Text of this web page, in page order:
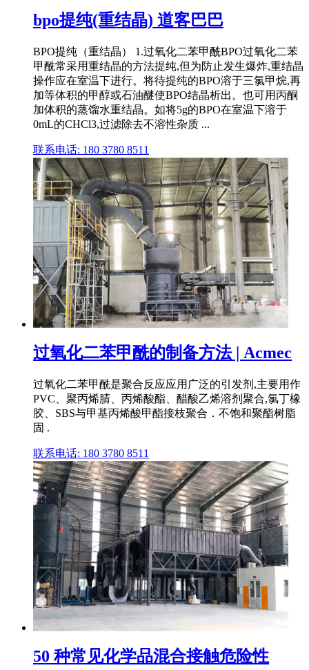
bpo提纯(重结晶) 道客巴巴
BPO提纯（重结晶） 1.过氧化二苯甲酰BPO过氧化二苯
甲酰常采用重结晶的方法提纯,但为防止发生爆炸,重结晶
操作应在室温下进行。将待提纯的BPO溶于三氯甲烷,再
加等体积的甲醇或石油醚使BPO结晶析出。也可用丙酮
加体积的蒸馏水重结晶。如将5g的BPO在室温下溶于
0mL的CHCl3,过滤除去不溶性杂质 ...
联系电话: 180 3780 8511
过氧化二苯甲酰的制备方法 | Acmec
过氧化二苯甲酰是聚合反应应用广泛的引发剂,主要用作
PVC、聚丙烯腈、丙烯酸酯、醋酸乙烯溶剂聚合,氯丁橡
胶、SBS与甲基丙烯酸甲酯接枝聚合．不饱和聚酯树脂
固 .
联系电话: 180 3780 8511
50 种常见化学品混合接触危险性